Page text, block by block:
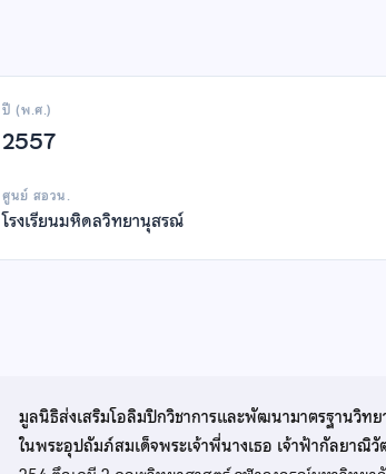
ปี (พ.ศ.)
2557
ศูนย์ สอวน.
โรงเรียนมหิดลวิทยานุสรณ์
มูลนิธิส่งเสริมโอลิมปิกวิชาการและพัฒนามาตรฐานวิท
ในพระอุปถัมภ์สมเด็จพระเจ้าพี่นางเธอ เจ้าฟ้ากัลยาณิ